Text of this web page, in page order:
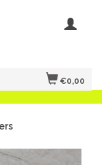
€0,00